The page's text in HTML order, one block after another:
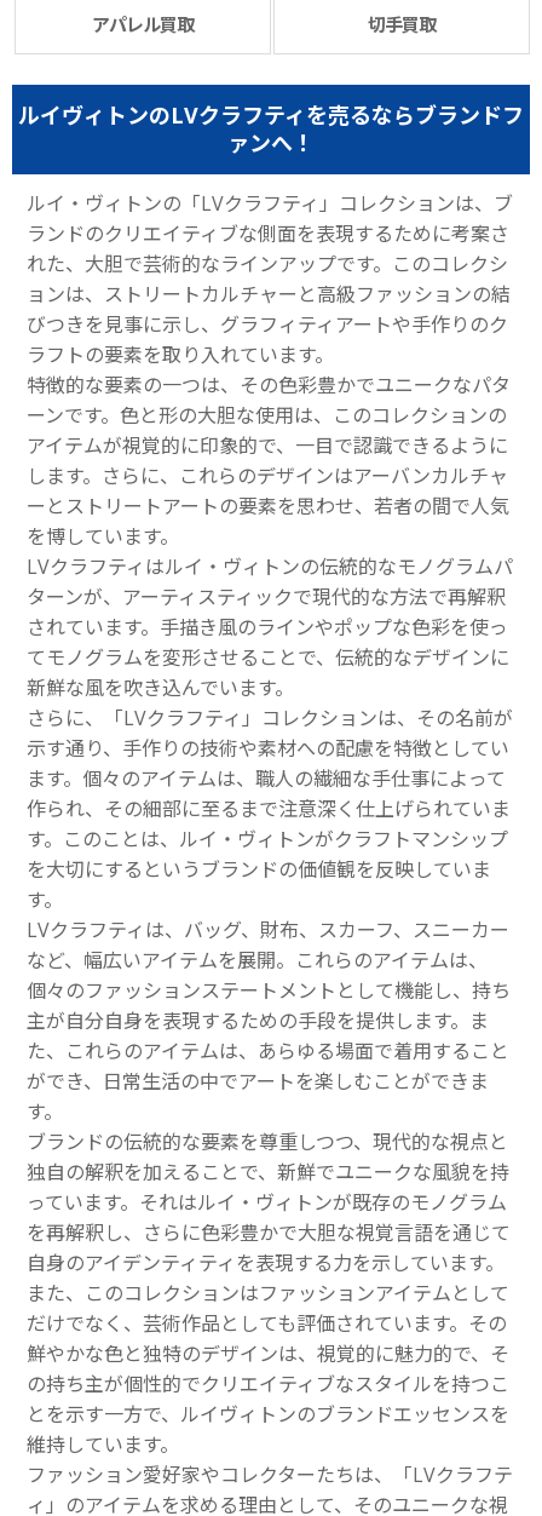
アパレル買取 切手買取
ルイヴィトンのLVクラフティを売るならブランドフ
ァンへ！
ルイ・ヴィトンの「LVクラフティ」コレクションは、ブ
ランドのクリエイティブな側面を表現するために考案さ
れた、大胆で芸術的なラインアップです。このコレクシ
ョンは、ストリートカルチャーと高級ファッションの結
びつきを見事に示し、グラフィティアートや手作りのク
ラフトの要素を取り入れています。
特徴的な要素の一つは、その色彩豊かでユニークなパタ
ーンです。色と形の大胆な使用は、このコレクションの
アイテムが視覚的に印象的で、一目で認識できるように
します。さらに、これらのデザインはアーバンカルチャ
ーとストリートアートの要素を思わせ、若者の間で人気
を博しています。
LVクラフティはルイ・ヴィトンの伝統的なモノグラムパ
ターンが、アーティスティックで現代的な方法で再解釈
されています。手描き風のラインやポップな色彩を使っ
てモノグラムを変形させることで、伝統的なデザインに
新鮮な風を吹き込んでいます。
さらに、「LVクラフティ」コレクションは、その名前が
示す通り、手作りの技術や素材への配慮を特徴としてい
ます。個々のアイテムは、職人の繊細な手仕事によって
作られ、その細部に至るまで注意深く仕上げられていま
す。このことは、ルイ・ヴィトンがクラフトマンシップ
を大切にするというブランドの価値観を反映していま
す。
LVクラフティは、バッグ、財布、スカーフ、スニーカー
など、幅広いアイテムを展開。これらのアイテムは、
個々のファッションステートメントとして機能し、持ち
主が自分自身を表現するための手段を提供します。ま
た、これらのアイテムは、あらゆる場面で着用すること
ができ、日常生活の中でアートを楽しむことができま
す。
ブランドの伝統的な要素を尊重しつつ、現代的な視点と
独自の解釈を加えることで、新鮮でユニークな風貌を持
っています。それはルイ・ヴィトンが既存のモノグラム
を再解釈し、さらに色彩豊かで大胆な視覚言語を通じて
自身のアイデンティティを表現する力を示しています。
また、このコレクションはファッションアイテムとして
だけでなく、芸術作品としても評価されています。その
鮮やかな色と独特のデザインは、視覚的に魅力的で、そ
の持ち主が個性的でクリエイティブなスタイルを持つこ
とを示す一方で、ルイヴィトンのブランドエッセンスを
維持しています。
ファッション愛好家やコレクターたちは、「LVクラフテ
ィ」のアイテムを求める理由として、そのユニークな視